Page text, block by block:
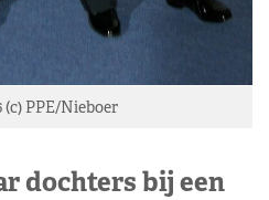
(c) PPE/Nieboer
dochters bij een